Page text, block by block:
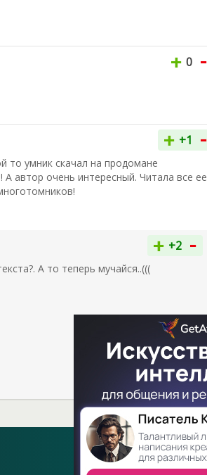
+ 0 -
+ +1 -
то умник скачал на продомане
автор очень интересный. Читала все ее
+ +2 -
А то теперь мучайся..(((
+12 -